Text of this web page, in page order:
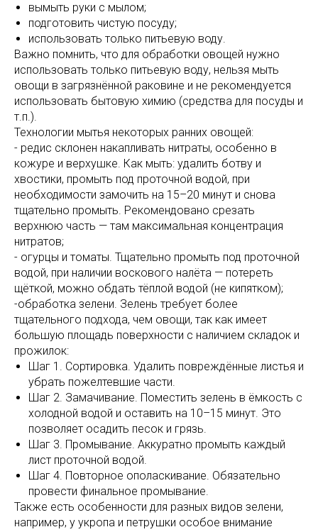
вымыть руки с мылом;
подготовить чистую посуду;
использовать только питьевую воду.
Важно помнить, что для обработки овощей нужно
использовать только питьевую воду, нельзя мыть
овощи в загрязнённой раковине и не рекомендуется
использовать бытовую химию (средства для посуды и
т.п.).
Технологии мытья некоторых ранних овощей:
- редис склонен накапливать нитраты, особенно в
кожуре и верхушке. Как мыть: удалить ботву и
хвостики, промыть под проточной водой, при
необходимости замочить на 15–20 минут и снова
тщательно промыть. Рекомендовано срезать
верхнюю часть — там максимальная концентрация
нитратов;
- огурцы и томаты. Тщательно промыть под проточной
водой, при наличии воскового налёта — потереть
щёткой, можно обдать тёплой водой (не кипятком);
-обработка зелени. Зелень требует более
тщательного подхода, чем овощи, так как имеет
большую площадь поверхности с наличием складок и
прожилок:
Шаг 1. Сортировка. Удалить повреждённые листья и
убрать пожелтевшие части.
Шаг 2. Замачивание. Поместить зелень в ёмкость с
холодной водой и оставить на 10–15 минут. Это
позволяет осадить песок и грязь.
Шаг 3. Промывание. Аккуратно промыть каждый
лист проточной водой.
Шаг 4. Повторное ополаскивание. Обязательно
провести финальное промывание.
Также есть особенности для разных видов зелени,
например, у укропа и петрушки особое внимание